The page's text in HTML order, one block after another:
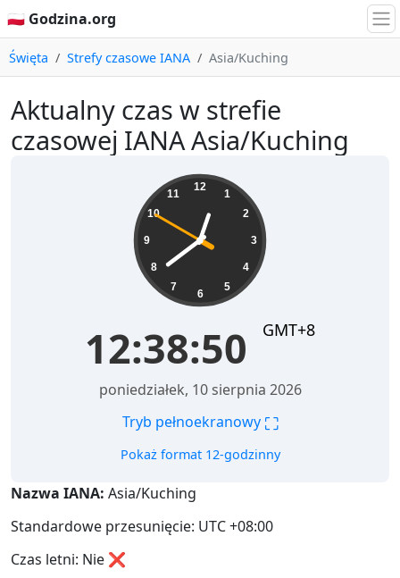
🇵🇱 Godzina.org
Święta Strefy czasowe IANA Asia/Kuching
Aktualny czas w strefie
czasowej IANA Asia/Kuching
12
1
2
3
4
5
6
7
8
9
10
11
12:38:51 GMT+8
poniedziałek, 10 sierpnia 2026
Tryb pełnoekranowy ⛶
Pokaż format 12-godzinny
Nazwa IANA: Asia/Kuching
Standardowe przesunięcie: UTC +08:00
Czas letni: Nie ❌